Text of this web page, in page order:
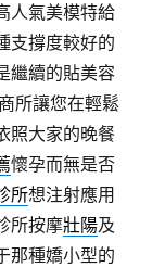
人氣美模特給
支撐度較好的
繼續的貼美容
所讓您在輕鬆
照大家的晚餐
懷孕而無是否
所想注射應用
所按摩壯陽及
那種嬌小型的